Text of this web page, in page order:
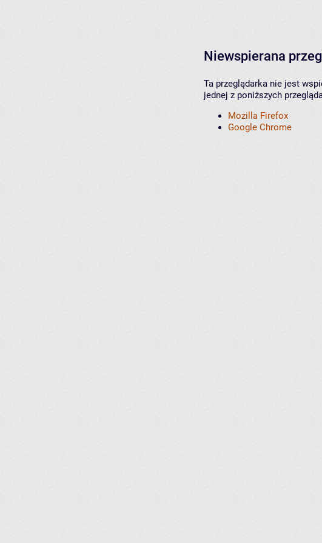
Niewspierana
Ta przeglądarka nie jest
jednej z poniższych
Mozilla Firefox
Google Chrome